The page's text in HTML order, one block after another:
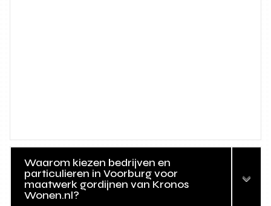
Waarom kiezen bedrijven en
particulieren in Voorburg voor
maatwerk gordijnen van Kronos
Wonen.nl?